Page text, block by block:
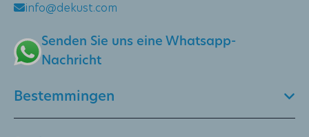
info@dekust.com
Senden Sie uns eine Whatsapp-
Nachricht
Bestemmingen